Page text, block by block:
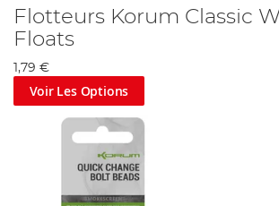
Flotteurs Korum Classic
Floats
1,79 €
Voir Les Options